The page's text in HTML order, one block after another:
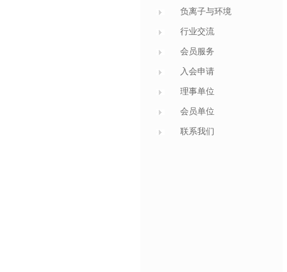
负离子与环境
行业交流
会员服务
入会申请
理事单位
会员单位
联系我们